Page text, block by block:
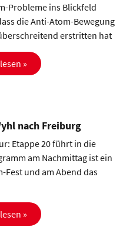
Probleme ins Blickfeld
die Anti-Atom-Bewegung
erstritten hat
»
nach Freiburg
Etappe 20 führt in die
am Nachmittag ist ein
und am Abend das
»